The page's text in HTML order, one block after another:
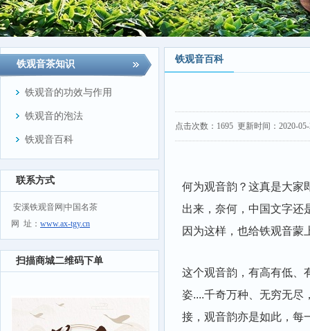
铁观音茶知识
铁观音的功效与作用
铁观音的泡法
铁观音百科
联系方式
安溪铁观音网|中国名茶
网 址： www.ax-tgy.cn
扫描商城二维码下单
铁观音百科
点击次数： 1695 更新时间：2020-
何为观音韵？这真是大家
出来，奈何，中国文字还
因为这样，也给铁观音蒙
这个观音韵，有高有低、
姿....千奇万种、无穷无尽
接，观音韵亦是如此，每